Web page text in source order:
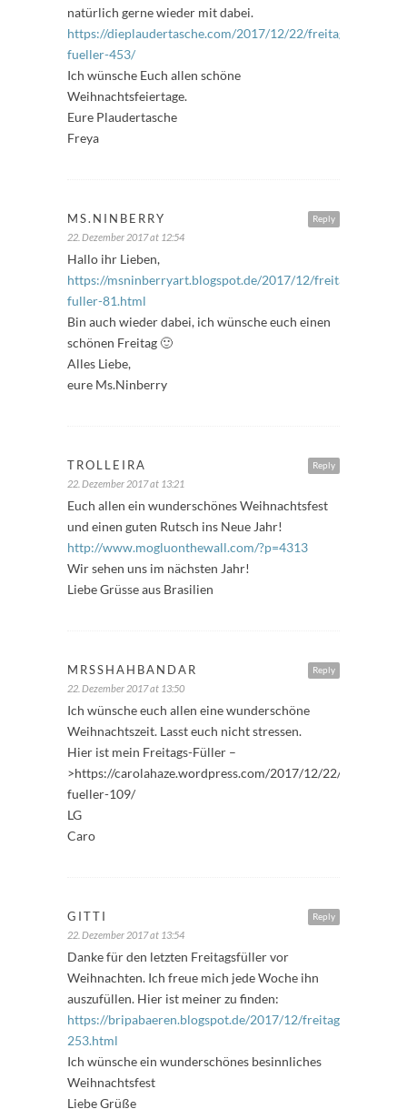
natürlich gerne wieder mit dabei.
https://dieplaudertasche.com/2017/12/22/freitags-
fueller-453/
Ich wünsche Euch allen schöne
Weihnachtsfeiertage.
Eure Plaudertasche
Freya
Reply
MS.NINBERRY
22. Dezember 2017 at 12:54
Hallo ihr Lieben,
https://msninberryart.blogspot.de/2017/12/freitags-
fuller-81.html
Bin auch wieder dabei, ich wünsche euch einen
schönen Freitag 🙂
Alles Liebe,
eure Ms.Ninberry
Reply
TROLLEIRA
22. Dezember 2017 at 13:21
Euch allen ein wunderschönes Weihnachtsfest
und einen guten Rutsch ins Neue Jahr!
http://www.mogluonthewall.com/?p=4313
Wir sehen uns im nächsten Jahr!
Liebe Grüsse aus Brasilien
Reply
MRSSHAHBANDAR
22. Dezember 2017 at 13:50
Ich wünsche euch allen eine wunderschöne
Weihnachtszeit. Lasst euch nicht stressen.
Hier ist mein Freitags-Füller –
>https://carolahaze.wordpress.com/2017/12/22/freitags-
fueller-109/
LG
Caro
Reply
GITTI
22. Dezember 2017 at 13:54
Danke für den letzten Freitagsfüller vor
Weihnachten. Ich freue mich jede Woche ihn
auszufüllen. Hier ist meiner zu finden:
https://bripabaeren.blogspot.de/2017/12/freitagsfuller-
253.html
Ich wünsche ein wunderschönes besinnliches
Weihnachtsfest
Liebe Grüße